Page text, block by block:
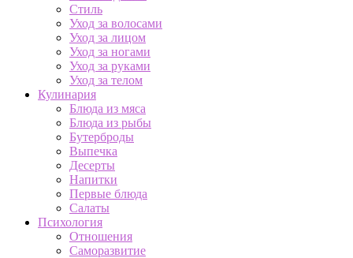
Стиль
Уход за волосами
Уход за лицом
Уход за ногами
Уход за руками
Уход за телом
Кулинария
Блюда из мяса
Блюда из рыбы
Бутерброды
Выпечка
Десерты
Напитки
Первые блюда
Салаты
Психология
Отношения
Саморазвитие